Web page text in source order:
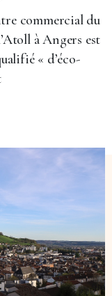
commercial du
à Angers est
« d’éco-